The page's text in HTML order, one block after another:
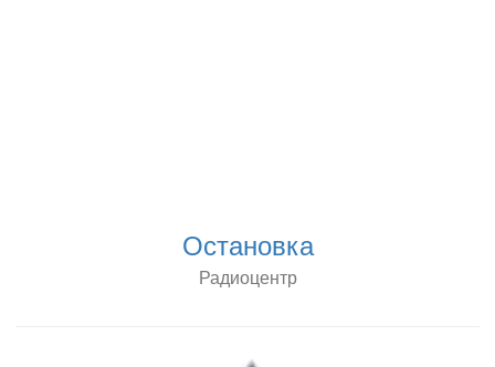
Остановка
Радиоцентр